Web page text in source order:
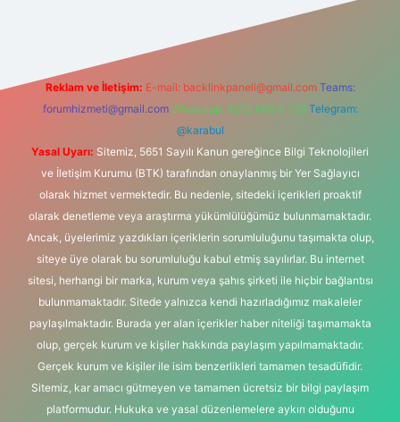
Reklam ve İletişim: E-mail: backlinkpaneli@gmail.com Teams:
forumhizmeti@gmail.com Whatsapp: 0262 606 0 726 Telegram:
@karabul
Yasal Uyarı: Sitemiz, 5651 Sayılı Kanun gereğince Bilgi Teknolojileri
ve İletişim Kurumu (BTK) tarafından onaylanmış bir Yer Sağlayıcı
olarak hizmet vermektedir. Bu nedenle, sitedeki içerikleri proaktif
olarak denetleme veya araştırma yükümlülüğümüz bulunmamaktadır.
Ancak, üyelerimiz yazdıkları içeriklerin sorumluluğunu taşımakta olup,
siteye üye olarak bu sorumluluğu kabul etmiş sayılırlar. Bu internet
sitesi, herhangi bir marka, kurum veya şahıs şirketi ile hiçbir bağlantısı
bulunmamaktadır. Sitede yalnızca kendi hazırladığımız makaleler
paylaşılmaktadır. Burada yer alan içerikler haber niteliği taşımamakta
olup, gerçek kurum ve kişiler hakkında paylaşım yapılmamaktadır.
Gerçek kurum ve kişiler ile isim benzerlikleri tamamen tesadüfidir.
Sitemiz, kar amacı gütmeyen ve tamamen ücretsiz bir bilgi paylaşım
platformudur. Hukuka ve yasal düzenlemelere aykırı olduğunu